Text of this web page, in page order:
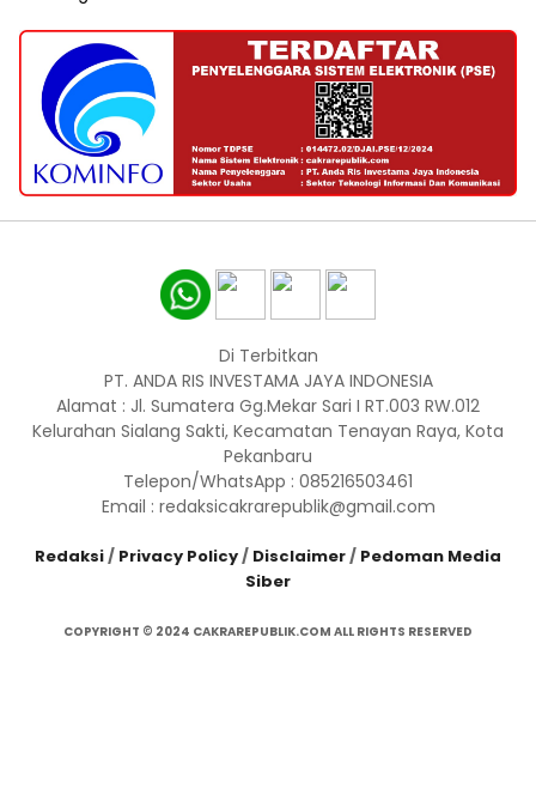
Di Terbitkan
PT. ANDA RIS INVESTAMA JAYA INDONESIA
Alamat : Jl. Sumatera Gg.Mekar Sari I RT.003 RW.012
Kelurahan Sialang Sakti, Kecamatan Tenayan Raya, Kota
Pekanbaru
Telepon/WhatsApp : 085216503461
Email : redaksicakrarepublik@gmail.com
Redaksi/ Privacy Policy/ Disclaimer/ Pedoman Media
Siber
COPYRIGHT © 2024 CAKRAREPUBLIK.COM ALL RIGHTS RESERVED